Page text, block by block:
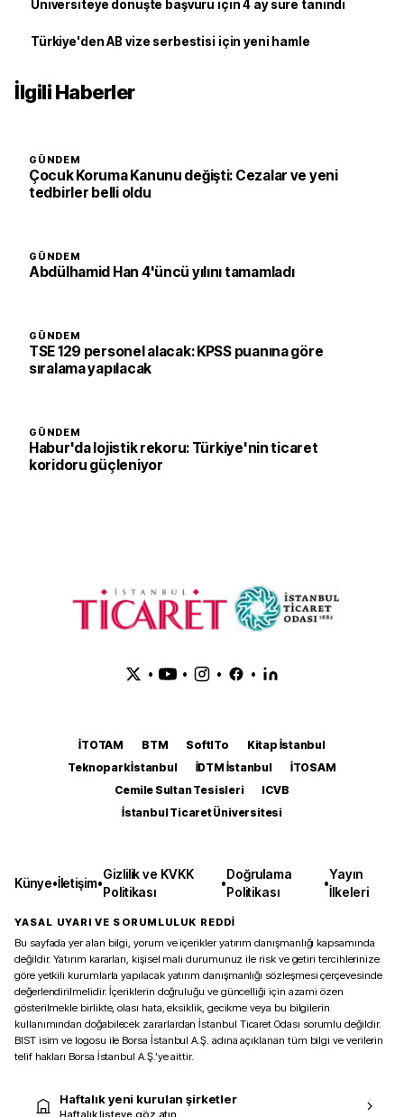
Üniversiteye dönüşte başvuru için 4 ay süre tanındı
Türkiye'den AB vize serbestisi için yeni hamle
İlgili Haberler
GÜNDEM
Çocuk Koruma Kanunu değişti: Cezalar ve yeni
tedbirler belli oldu
GÜNDEM
Abdülhamid Han 4'üncü yılını tamamladı
GÜNDEM
TSE 129 personel alacak: KPSS puanına göre
sıralama yapılacak
GÜNDEM
Habur'da lojistik rekoru: Türkiye'nin ticaret
koridoru güçleniyor
• • • •
İTOTAM BTM SoftITo
Kitap İstanbul
Teknopark İstanbul
İDTM İstanbul
İTOSAM
Cemile Sultan Tesisleri
ICVB
İstanbul Ticaret Üniversitesi
Künye•İletişim•
Gizlilik ve KVKK
Politikası
•
Doğrulama
Politikası
•
Yayın
İlkeleri
YASAL UYARI VE SORUMLULUK REDDİ
Bu sayfada yer alan bilgi, yorum ve içerikler yatırım danışmanlığı kapsamında
değildir. Yatırım kararları, kişisel mali durumunuz ile risk ve getiri tercihlerinize
göre yetkili kurumlarla yapılacak yatırım danışmanlığı sözleşmesi çerçevesinde
değerlendirilmelidir. İçeriklerin doğruluğu ve güncelliği için azami özen
gösterilmekle birlikte, olası hata, eksiklik, gecikme veya bu bilgilerin
kullanımından doğabilecek zararlardan İstanbul Ticaret Odası sorumlu değildir.
BIST isim ve logosu ile Borsa İstanbul A.Ş. adına açıklanan tüm bilgi ve verilerin
telif hakları Borsa İstanbul A.Ş.’ye aittir.
Haftalık yeni kurulan şirketler
Haftalık listeye göz atın